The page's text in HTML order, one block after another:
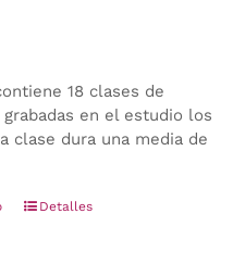
18 clases de
en el estudio los
clase dura una media de
Detalles